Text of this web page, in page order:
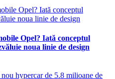
Opel? Iată conceptul
noua linie de design